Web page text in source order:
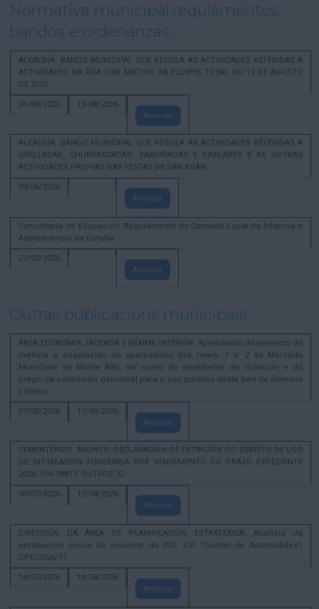
Normativa municipal:regulamentos,
bandos e ordenanzas
ALCALDÍA. BANDO MUNICIPAL QUE REGULA AS ACTIVIDADES REFERIDAS A
ACTIVIDADES NA RÚA CON MOTIVO DA ECLIPSE TOTAL DO 12 DE AGOSTO
DE 2026
05/08/2026
13/08/2026
Amosar
ALCALDÍA. BANDO MUNICIPAL QUE REGULA AS ACTIVIDADES REFERIDAS A
GRELLADAS, CHURRASCADAS, SARDIÑADAS E SIMILARES E AS OUTRAS
ACTIVIDADES PROPIAS DAS FESTAS DE SAN XOÁN
09/06/2026
Amosar
Concellaría de Educación. Regulamento do Consello Local da Infancia e
Adolescencia da Coruña
27/02/2026
Amosar
Outras publicacións municipais
ÁREA ECONOMÍA, FACENDA E RÉXIME INTERIOR. Aprobación do proxecto de
mellora e adaptación do aparcadoiro dos niveis -1 e -2 do Mercado
Municipal de Monte Alto, así como do expediente de licitación e do
prego da concesión demanial para o uso privativo deste ben de dominio
público
07/08/2026
17/09/2026
Amosar
CEMENTERIOS. ASUNTO: DECLARACIÓN DE EXTINCIÓN DO DEREITO DE USO
DE INSTALACIÓN FUNERARIA POR VENCEMENTO DO PRAZO EXPEDIENTE
2026/104/1887 E OUTROS 32
30/07/2026
12/08/2026
Amosar
DIRECCIÓN DA ÁREA DE PLANIFICACIÓN ESTRATÉXICA. Anuncio da
aprobación inicial do proxecto do POL L31 "Cuartel de Automóbiles",
DPE/2026/17
14/07/2026
14/08/2026
Amosar